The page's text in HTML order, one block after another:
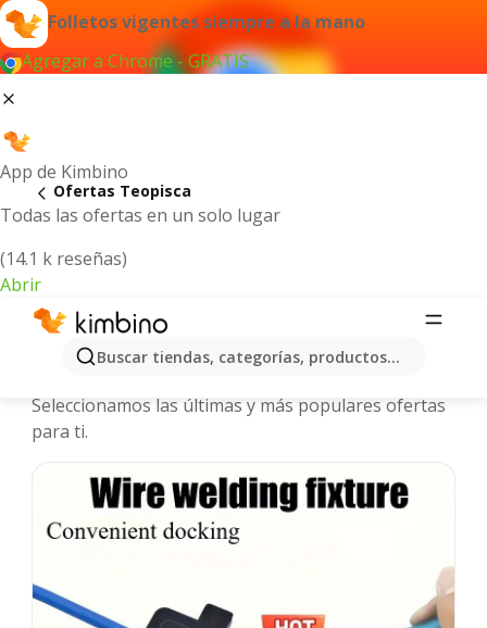
Folletos vigentes siempre a la mano
Agregar a Chrome - GRATIS
App de Kimbino
Todas las ofertas en un solo lugar
(14.1 k reseñas)
Abrir
Buscar tiendas, categorías, productos...
Ofertas Teopisca
Teopisca - Folletos y ofertas más
Seleccionamos las últimas y más populares ofertas
para ti.